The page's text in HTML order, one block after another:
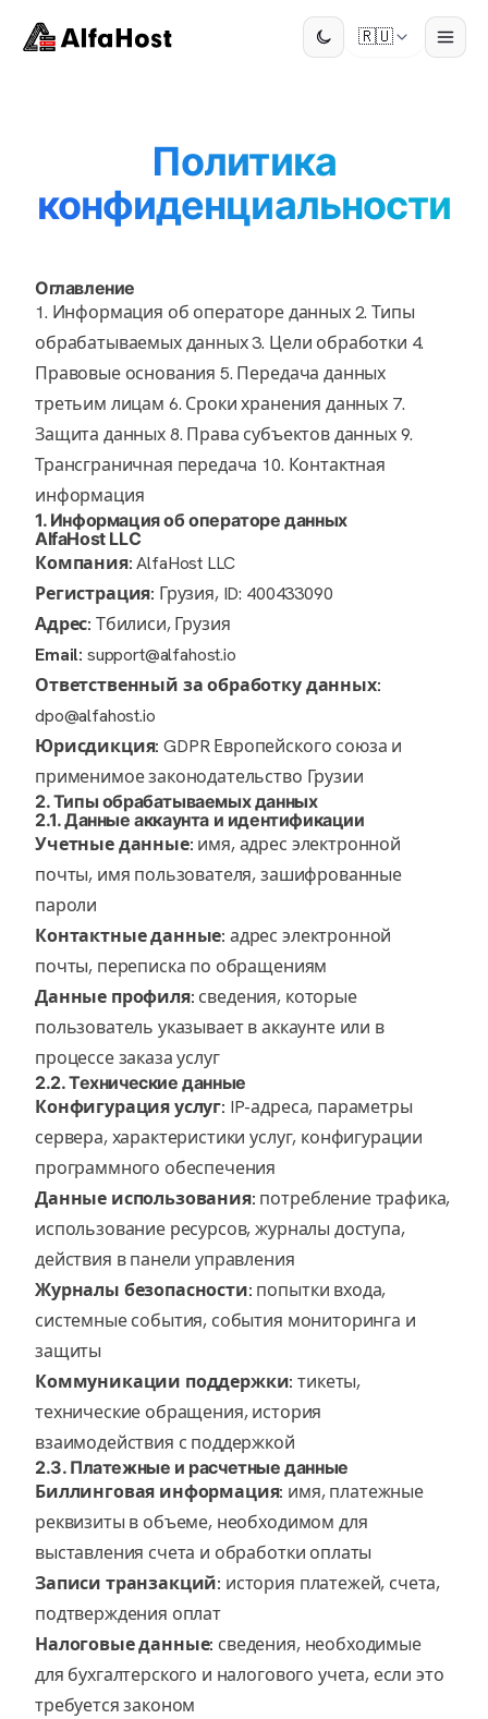
🇷🇺
Политика
конфиденциальности
Оглавление
1. Информация об операторе данных 2. Типы
обрабатываемых данных3. Цели обработки 4.
Правовые основания 5. Передача данных
третьим лицам 6. Сроки хранения данных 7.
Защита данных8. Права субъектов данных 9.
Трансграничная передача 10. Контактная
информация
1. Информация об операторе данных
AlfaHost LLC
Компания:AlfaHost LLC
Регистрация: Грузия, ID: 400433090
Адрес: Тбилиси, Грузия
Email: support@alfahost.io
Ответственный за обработку данных:
dpo@alfahost.io
Юрисдикция: GDPR Европейского союза и
применимое законодательство Грузии
2. Типы обрабатываемых данных
2.1. Данные аккаунта и идентификации
Учетные данные: имя, адрес электронной
почты, имя пользователя, зашифрованные
пароли
Контактные данные: адрес электронной
почты, переписка по обращениям
Данные профиля: сведения, которые
пользователь указывает в аккаунте или в
процессе заказа услуг
2.2. Технические данные
Конфигурация услуг: IP-адреса, параметры
сервера, характеристики услуг, конфигурации
программного обеспечения
Данные использования: потребление трафика,
использование ресурсов, журналы доступа,
действия в панели управления
Журналы безопасности: попытки входа,
системные события, события мониторинга и
защиты
Коммуникации поддержки: тикеты,
технические обращения, история
взаимодействия с поддержкой
2.3. Платежные и расчетные данные
Биллинговая информация: имя, платежные
реквизиты в объеме, необходимом для
выставления счета и обработки оплаты
Записи транзакций: история платежей, счета,
подтверждения оплат
Налоговые данные: сведения, необходимые
для бухгалтерского и налогового учета, если это
требуется законом